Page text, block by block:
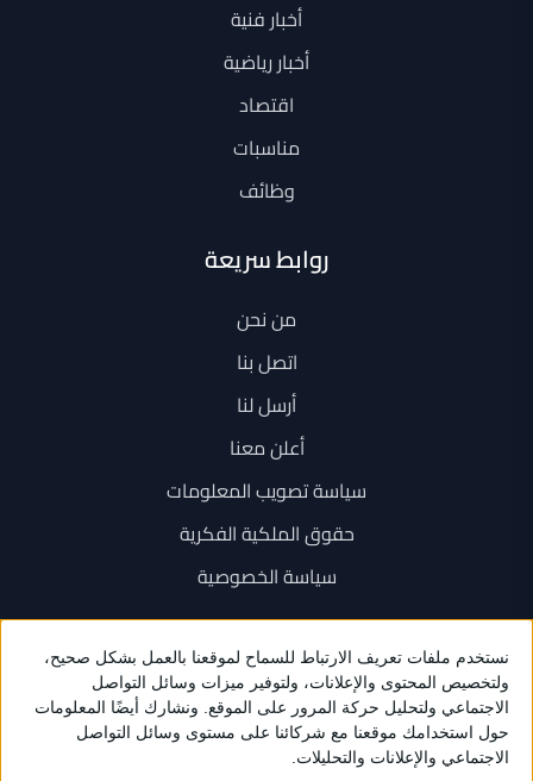
أخبار فنية
أخبار رياضية
اقتصاد
مناسبات
وظائف
روابط سريعة
من نحن
اتصل بنا
أرسل لنا
أعلن معنا
سياسة تصويب المعلومات
حقوق الملكية الفكرية
سياسة الخصوصية
اتصل بنا
+962 6 534 1777
+962 79 202 7000